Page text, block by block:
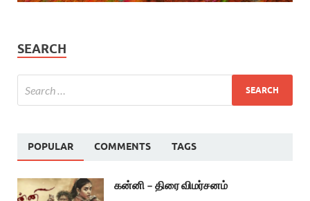
SEARCH
POPULAR COMMENTS TAGS
கன்னி – திரை விமர்சனம்